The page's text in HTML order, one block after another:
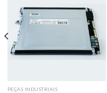
PEÇAS INDUSTRIAIS